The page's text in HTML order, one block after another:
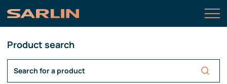
Product search